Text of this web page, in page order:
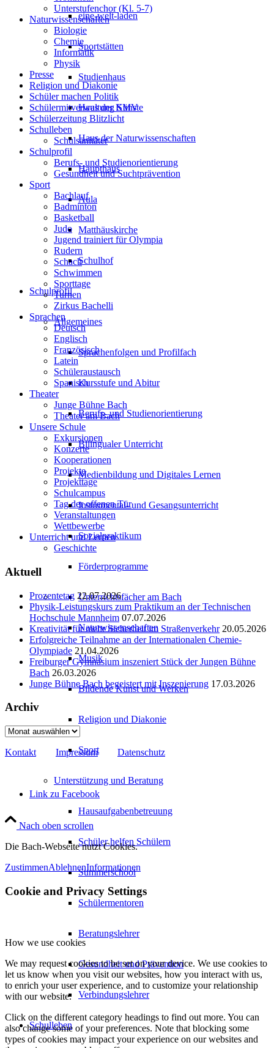
eine-welt-laden
Sportstätten
Studienhaus
Haus der Künste
Haus der Naturwissenschaften
Haupthaus
Aula
Matthäuskirche
Schulhof
Schulprofil
Allgemeines
Sprachenfolgen und Profilfach
Kursstufe und Abitur
Berufs- und Studienorientierung
Bilingualer Unterricht
Medienbildung und Digitales Lernen
Instrumental- und Gesangsunterricht
Sozialpraktikum
Förderprogramme
Unterrichtsfächer am Bach
Naturwissenschaften
Musik
Bildende Kunst und Werken
Religion und Diakonie
Sport
Unterstützung und Beratung
Hausaufgabenbetreuung
Schüler helfen Schülern
Summerschool
Schülermentoren
Beratungslehrer
Gesundheit und Prävention
Verbindungslehrer
Schulleben
Unterstufenchor (Kl. 5-7)
Naturwissenschaften
Biologie
Chemie
Informatik
Physik
Presse
Religion und Diakonie
Schüler machen Politik
Schülermitverwaltung SMV
Schülerzeitung Blitzlicht
Schulleben
Schulsanitäter
Schulprofil
Berufs- und Studienorientierung
Gesundheit und Suchtprävention
Sport
Bachlauf
Badminton
Basketball
Judo
Jugend trainiert für Olympia
Rudern
Schach
Schwimmen
Sporttage
Turnen
Zirkus Bachelli
Sprachen
Deutsch
Englisch
Französisch
Latein
Schüleraustausch
Spanisch
Theater
Junge Bühne Bach
Theater am Bach
Unsere Schule
Exkursionen
Konzerte
Kooperationen
Projekte
Projekttage
Schulcampus
Tag der offenen Tür
Veranstaltungen
Wettbewerbe
Unterricht und Lernen
Geschichte
Aktuell
Prozentetag 22.07.2026
Physik-Leistungskurs zum Praktikum an der Technischen
Hochschule Mannheim 07.07.2026
Kreativität für mehr Sicherheit im Straßenverkehr 20.05.2026
Erfolgreiche Teilnahme an der Internationalen Chemie-
Olympiade 21.04.2026
Freiburger Gymnasium inszeniert Stück der Jungen Bühne
Bach 26.03.2026
Junge Bühne Bach begeistert mit Inszenierung 17.03.2026
Archiv
Archiv
Kontakt Impressum Datenschutz
Link zu Facebook
Nach oben scrollen
Die Bach-Webseite nutzt Cookies.
ZustimmenAblehnenInformationen
Cookie and Privacy Settings
How we use cookies
We may request cookies to be set on your device. We use cookies to
let us know when you visit our websites, how you interact with us,
to enrich your user experience, and to customize your relationship
with our website.
Click on the different category headings to find out more. You can
also change some of your preferences. Note that blocking some
types of cookies may impact your experience on our websites and